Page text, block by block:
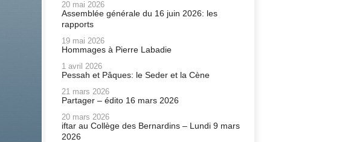
20 mai 2026
Assemblée générale du 16 juin 2026: les
rapports
19 mai 2026
Hommages à Pierre Labadie
1 avril 2026
Pessah et Pâques: le Seder et la Cène
21 mars 2026
Partager – édito 16 mars 2026
20 mars 2026
iftar au Collège des Bernardins – Lundi 9 mars
2026